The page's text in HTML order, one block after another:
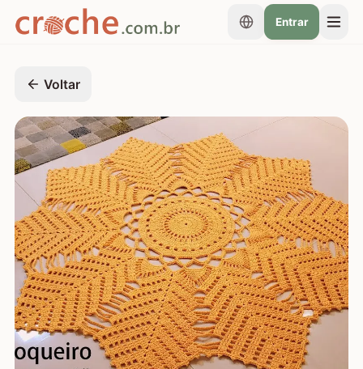
Entrar
Voltar